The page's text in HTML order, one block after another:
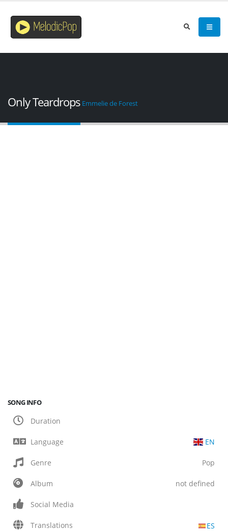
Only Teardrops Emmelie de Forest
SONG INFO
Duration
Language EN
Genre Pop
Album not defined
Social Media
Translations ES